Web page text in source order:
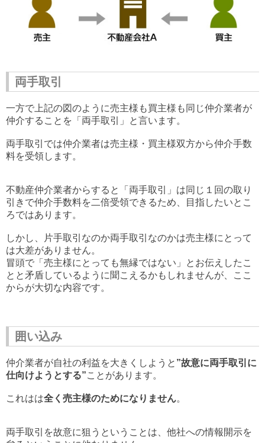
両手取引
一方で上記の図のように売主様も買主様も同じ仲介業者が
仲介することを「両手取引」と言います。
両手取引では仲介業者は売主様・買主様双方から仲介手数
料を受領します。
不動産仲介業者からすると「両手取引」は同じ１回の取り
引きで仲介手数料を二倍受領できるため、目指したいとこ
ろではあります。
しかし、片手取引なのか両手取引なのかは売主様にとって
は大差がありません。
冒頭で「売主様にとっても無縁ではない」とお伝えしたこ
とと矛盾しているように聞こえるかもしれませんが、ここ
からが大切な内容です。
囲い込み
仲介業者が自社の利益を大きくしようと ”故意に両手取引に
仕向けようとする”ことがあります。
これはは全く売主様のためになりません。
両手取引を故意に狙うということは、他社への情報開示を